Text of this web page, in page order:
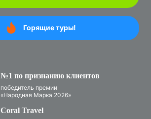
Горящие туры!
№1 по признанию клиентов
победитель премии
«Народная Марка 2026»
Coral Travel